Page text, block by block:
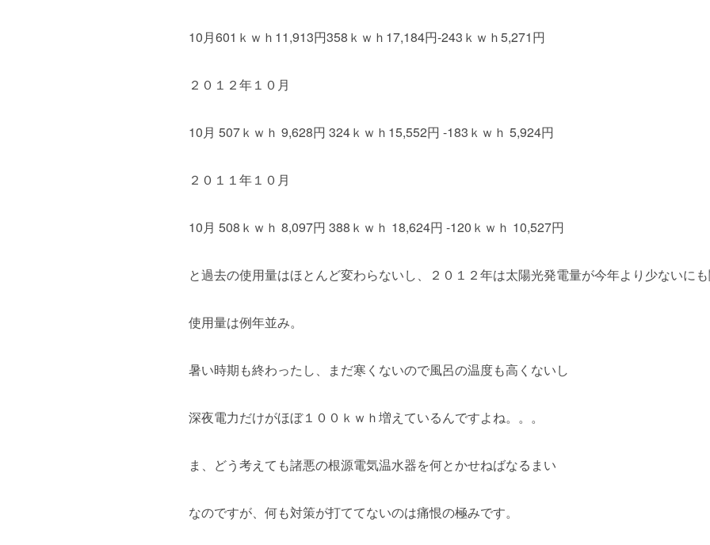
10月601ｋｗｈ11,913円358ｋｗｈ17,184円-243ｋｗｈ5,271円
２０１２年１０月
10月 507ｋｗｈ 9,628円 324ｋｗｈ15,552円 -183ｋｗｈ 5,924円
２０１１年１０月
10月 508ｋｗｈ 8,097円 388ｋｗｈ 18,624円 -120ｋｗｈ 10,527円
と過去の使用量はほとんど変わらないし、２０１２年は太陽光発電量が今年より少ないにも
使用量は例年並み。
暑い時期も終わったし、まだ寒くないので風呂の温度も高くないし
深夜電力だけがほぼ１００ｋｗｈ増えているんですよね。。。
ま、どう考えても諸悪の根源電気温水器を何とかせねばなるまい
なのですが、何も対策が打ててないのは痛恨の極みです。